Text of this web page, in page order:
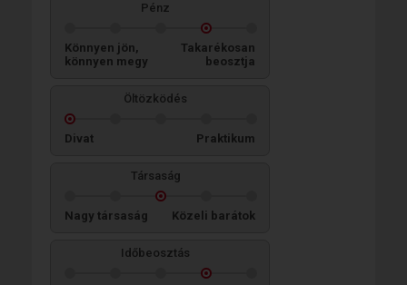
Pénz
Könnyen jön,
könnyen megy
Takarékosan
beosztja
Öltözködés
Divat Praktikum
Társaság
Nagy társaság Közeli barátok
Időbeosztás